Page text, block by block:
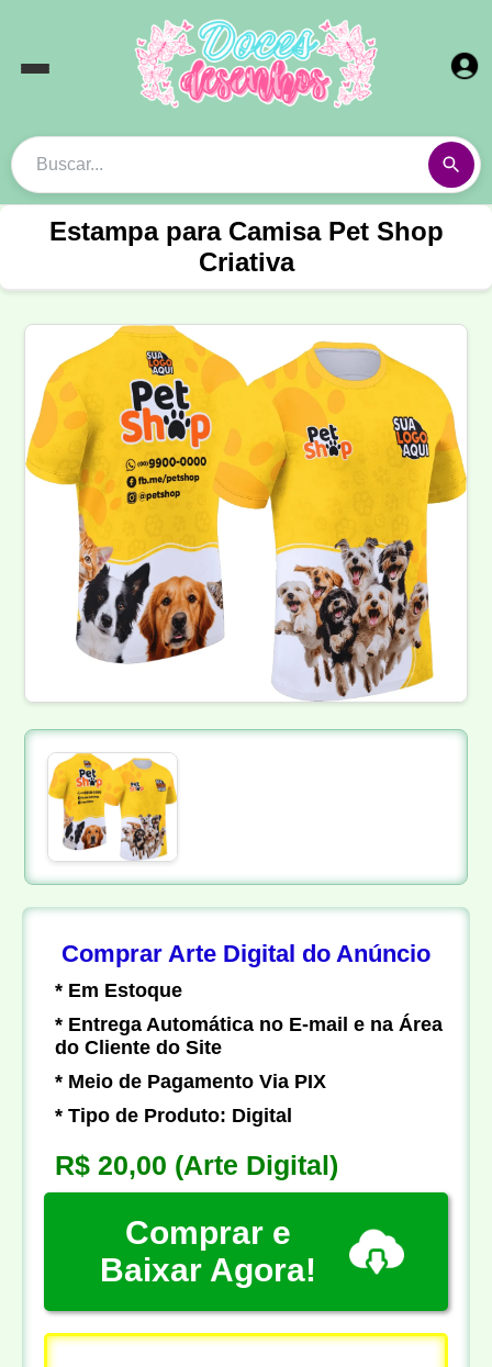
Estampa para Camisa Pet Shop
Criativa
Comprar Arte Digital do Anúncio
* Em Estoque
* Entrega Automática no E-mail e na Área
do Cliente do Site
* Meio de Pagamento Via PIX
* Tipo de Produto: Digital
R$ 20,00 (Arte Digital)
Comprar e
Baixar Agora!